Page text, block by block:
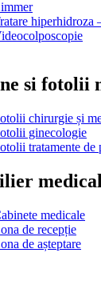
si fotolii
chirurgie și
ginecologie
tratamente de
medical
medicale
de recepție
de așteptare